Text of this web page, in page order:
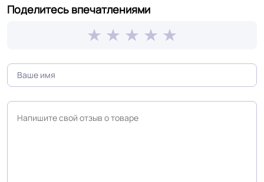
Поделитесь впечатлениями